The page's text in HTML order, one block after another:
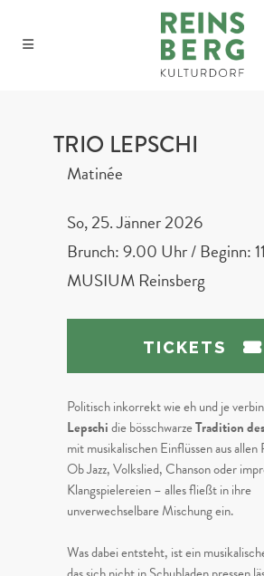
TRIO LEPSCHI
Matinée
So, 25. Jänner 2026
Brunch: 9.00 Uhr / Beginn:
MUSIUM Reinsberg
TICKETS
Politisch inkorrekt wie eh und je
Lepschidie bösschwarzeTradition
mit musikalischen Einflüssen aus
Ob Jazz, Volkslied, Chanson oder
Klangspielereien – alles fließt in ihre
unverwechselbare Mischung ein.
Was dabei entsteht, ist ein